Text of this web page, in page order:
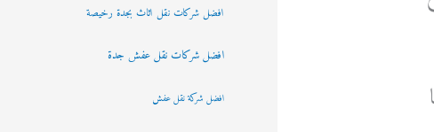
افضل شركات نقل اثاث بجدة رخيصة
افضل شركات نقل عفش جدة
افضل شركة نقل عفش